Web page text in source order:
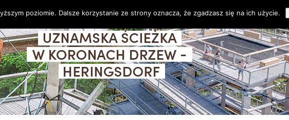
poziomie. Dalsze korzystanie ze strony oznacza, że zgadzasz się na ich użycie.